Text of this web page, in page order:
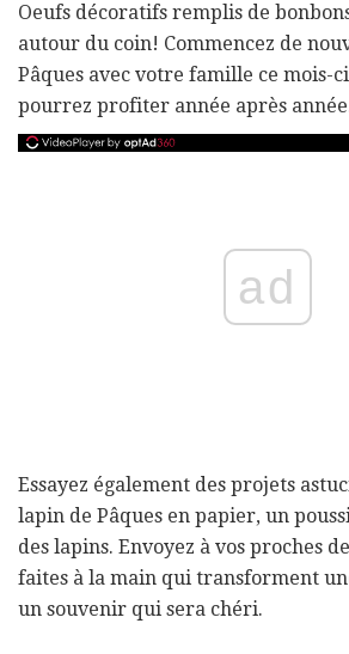
Oeufs décoratifs remplis de
autour du coin! Commencez de
Pâques avec votre famille ce mois-
pourrez profiter année après
ad
Essayez également des projets
lapin de Pâques en papier, un
des lapins. Envoyez à vos proches
faites à la main qui transforment
un souvenir qui sera chéri.